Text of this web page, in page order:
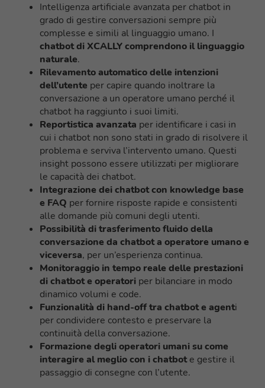
Intelligenza artificiale avanzata per chatbot in
grado di gestire conversazioni sempre più
complesse e simili al linguaggio umano. I
chatbot di XCALLY comprendono il linguaggio
naturale.
Rilevamento automatico delle intenzioni
dell’utente per capire quando inoltrare la
conversazione a un operatore umano perché il
chatbot ha raggiunto i suoi limiti.
Reportistica avanzata per identificare i casi in
cui i chatbot non sono stati in grado di risolvere il
problema e serviva l’intervento umano. Questi
insight possono essere utilizzati per migliorare
le capacità dei chatbot.
Integrazione dei chatbot con knowledge base
e FAQ per fornire risposte rapide e consistenti
alle domande più comuni degli utenti.
Possibilità di trasferimento fluido della
conversazione da chatbot a operatore umano e
viceversa, per un’esperienza continua.
Monitoraggio in tempo reale delle prestazioni
di chatbot e operatori per bilanciare in modo
dinamico volumi e code.
Funzionalità di hand-off tra chatbot e agenti
per condividere contesto e preservare la
continuità della conversazione.
Formazione degli operatori umani su come
interagire al meglio con i chatbote gestire il
passaggio di consegne con l’utente.